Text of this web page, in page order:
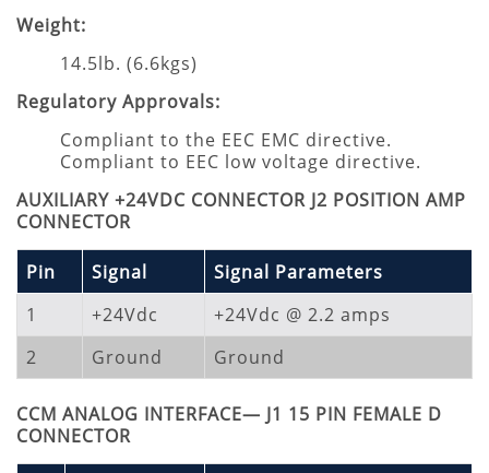
Weight:
14.5lb. (6.6kgs)
Regulatory Approvals:
Compliant to the EEC EMC directive.
Compliant to EEC low voltage directive.
AUXILIARY +24VDC CONNECTOR J2 POSITION AMP
CONNECTOR
Pin Signal
Signal Parameters
1
+24Vdc
+24Vdc @ 2.2 amps
2
Ground Ground
CCM ANALOG INTERFACE— J1 15 PIN FEMALE D
CONNECTOR